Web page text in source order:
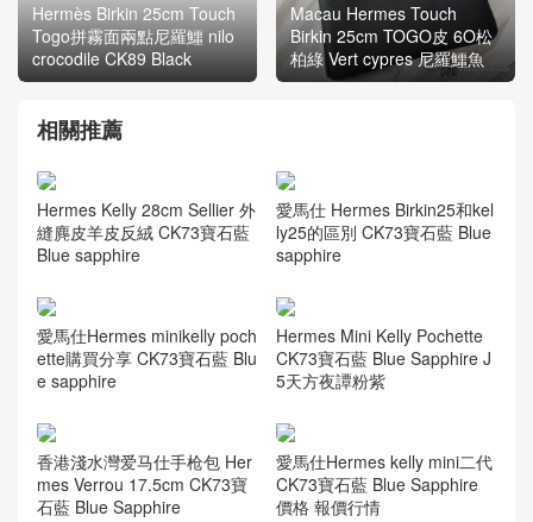
Hermès Birkin 25cm Touch
Togo拼霧面兩點尼羅鱷 nilo
crocodile CK89 Black
Macau Hermes Touch
Birkin 25cm TOGO皮 6O松
柏綠 Vert cypres 尼羅鱷魚
相關推薦
Hermes Kelly 28cm Sellier 外
縫麂皮羊皮反絨 CK73寶石藍
Blue sapphire
愛馬仕 Hermes Birkin25和kel
ly25的區別 CK73寶石藍 Blue
sapphire
愛馬仕Hermes minikelly poch
ette購買分享 CK73寶石藍 Blu
e sapphire
Hermes Mini Kelly Pochette
CK73寶石藍 Blue Sapphire J
5天方夜譚粉紫
香港淺水灣爱马仕手枪包 Her
mes Verrou 17.5cm CK73寶
石藍 Blue Sapphire
愛馬仕Hermes kelly mini二代
CK73寶石藍 Blue Sapphire
價格 報價行情